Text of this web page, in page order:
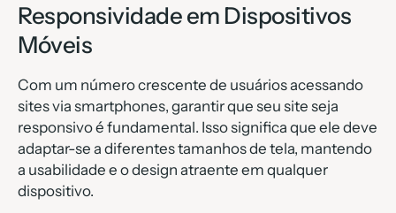
Responsividade em Dispositivos
Móveis
Com um número crescente de usuários acessando
sites via smartphones, garantir que seu site seja
responsivo é fundamental. Isso significa que ele deve
adaptar-se a diferentes tamanhos de tela, mantendo
a usabilidade e o design atraente em qualquer
dispositivo.